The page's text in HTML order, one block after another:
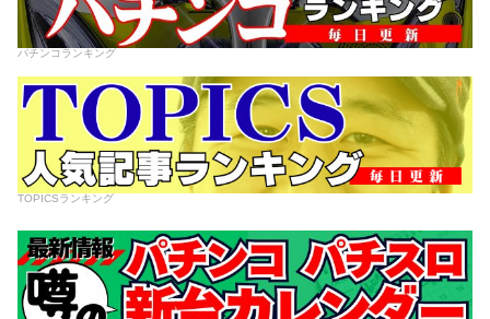
パチンコランキング
TOPICSランキング